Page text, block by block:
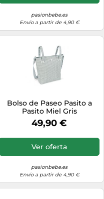
pasionbebe.es
Envío a partir de 4,90 €
Bolso de Paseo Pasito a
Pasito Miel Gris
49,90 €
Ver oferta
pasionbebe.es
Envío a partir de 4,90 €